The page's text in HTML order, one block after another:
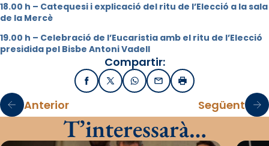
18.00 h – Catequesi i explicació del ritu de l’Elecció a la sala
de la Mercè
19.00 h – Celebració de l’Eucaristia amb el ritu de l’Elecció
presidida pel Bisbe Antoni Vadell
Compartir:
FacebookX / TwitterWhatsApp
EmailImprimir
Anterior Següent
T’interessarà…